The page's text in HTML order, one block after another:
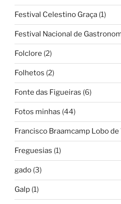
Festival Celestino Graça (1)
Festival Nacional de
Folclore (2)
Folhetos (2)
Fonte das Figueiras (6)
Fotos minhas (44)
Francisco Braamcamp Lobo
Freguesias (1)
gado (3)
Galp (1)